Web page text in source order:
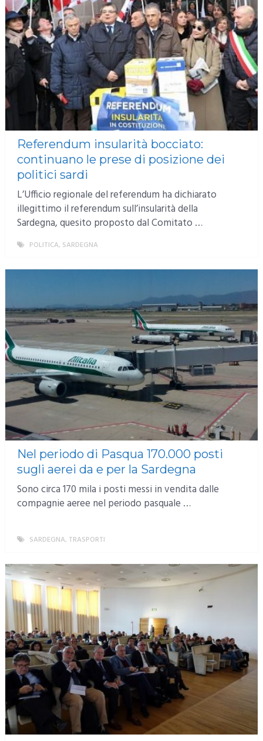
Referendum insularità bocciato:
continuano le prese di posizione dei
politici sardi
L’Ufficio regionale del referendum ha dichiarato
illegittimo il referendum sull’insularità della
Sardegna, quesito proposto dal Comitato …
POLITICA, SARDEGNA
Nel periodo di Pasqua 170.000 posti
sugli aerei da e per la Sardegna
Sono circa 170 mila i posti messi in vendita dalle
compagnie aeree nel periodo pasquale …
SARDEGNA, TRASPORTI